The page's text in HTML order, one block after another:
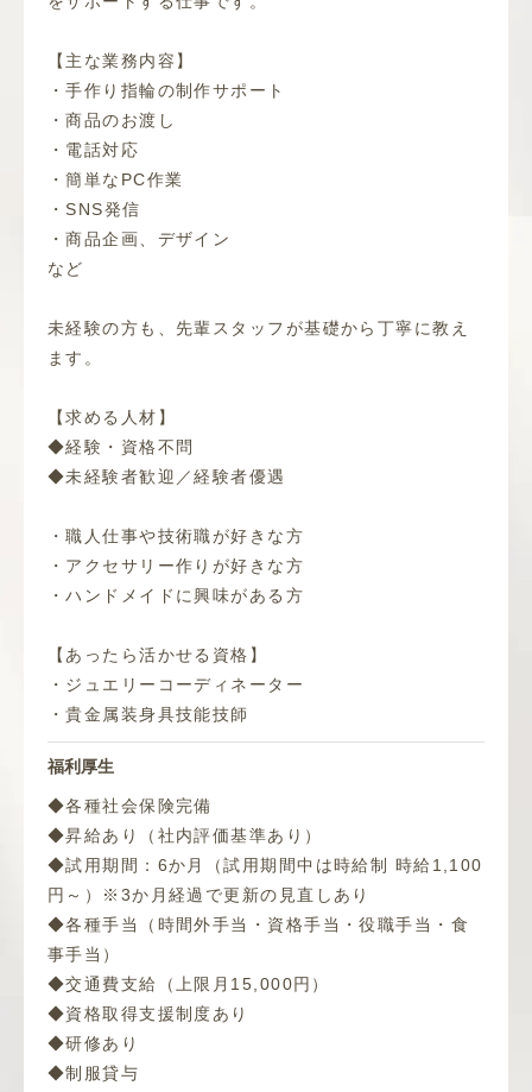
【主な業務内容】
・手作り指輪の制作サポート
・商品のお渡し
・電話対応
・簡単なPC作業
・SNS発信
・商品企画、デザイン
など
未経験の方も、先輩スタッフが基礎から丁寧に教え
ます。
【求める人材】
◆経験・資格不問
◆未経験者歓迎／経験者優遇
・職人仕事や技術職が好きな方
・アクセサリー作りが好きな方
・ハンドメイドに興味がある方
【あったら活かせる資格】
・ジュエリーコーディネーター
・貴金属装身具技能技師
福利厚生
◆各種社会保険完備
◆昇給あり（社内評価基準あり）
◆試用期間：6か月（試用期間中は時給制 時給1,100
円～）※3か月経過で更新の見直しあり
◆各種手当（時間外手当・資格手当・役職手当・食
事手当）
◆交通費支給（上限月15,000円）
◆資格取得支援制度あり
◆研修あり
◆制服貸与